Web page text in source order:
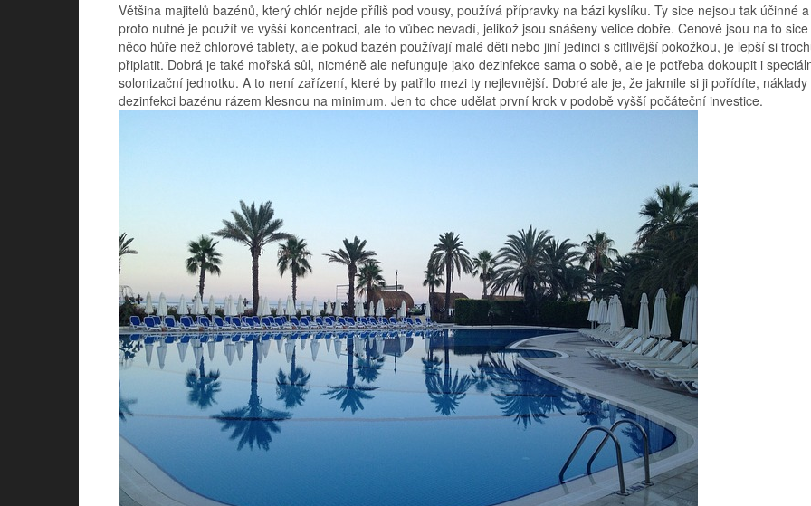
Většina majitelů bazénů, který chlór nejde příliš pod vousy, používá přípravky na bázi kyslíku. Ty sice nejsou tak účinné
proto nutné je použít ve vyšší koncentraci, ale to vůbec nevadí, jelikož jsou snášeny velice dobře. Cenově jsou na to sice
něco hůře než chlorové tablety, ale pokud bazén používají malé děti nebo jiní jedinci s citlivější pokožkou, je lepší si
připlatit. Dobrá je také mořská sůl, nicméně ale nefunguje jako dezinfekce sama o sobě, ale je potřeba dokoupit i
solonizační jednotku. A to není zařízení, které by patřilo mezi ty nejlevnější. Dobré ale je, že jakmile si ji pořídíte, náklady
dezinfekci bazénu rázem klesnou na minimum. Jen to chce udělat první krok v podobě vyšší počáteční investice.